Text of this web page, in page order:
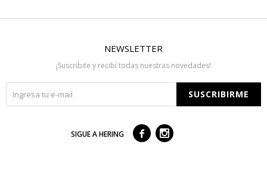
NEWSLETTER
¡Suscribite y recibí todas nuestras novedades!
SUSCRIBIRME
SIGUE A HERING  